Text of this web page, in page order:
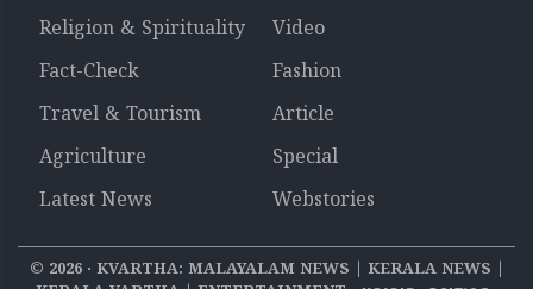
Religion & Spirituality
Video
Fact-Check
Fashion
Travel & Tourism
Article
Agriculture
Special
Latest News
Webstories
© 2026‧ KVARTHA: MALAYALAM NEWS | KERALA NEWS |